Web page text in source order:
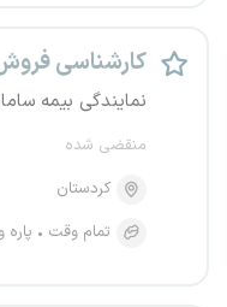
کارشناسی
نمایندگی بیمه
منقضی شده
کردستان
تمام وقت